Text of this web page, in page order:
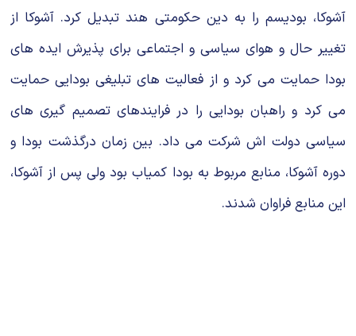
آشوکا، بودیسم را به دین حکومتی هند تبدیل کرد. آشوکا از
تغییر حال و هوای سیاسی و اجتماعی برای پذیرش ایده های
بودا حمایت می کرد و از فعالیت های تبلیغی بودایی حمایت
می کرد و راهبان بودایی را در فرایندهای تصمیم گیری های
سیاسی دولت اش شرکت می داد. بین زمان درگذشت بودا و
دوره آشوکا، منابع مربوط به بودا کمیاب بود ولی پس از آشوکا،
این منابع فراوان شدند.